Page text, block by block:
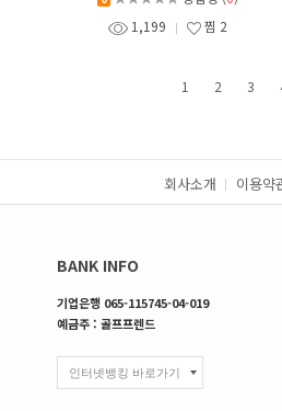
1,199
찜 2
1 2 3
회사소개 이용약
BANK INFO
기업은행 065-115745-04-019
예금주 : 골프프렌드